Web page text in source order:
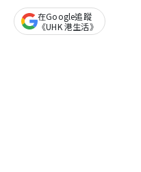
在Google追蹤
《UHK 港生活》